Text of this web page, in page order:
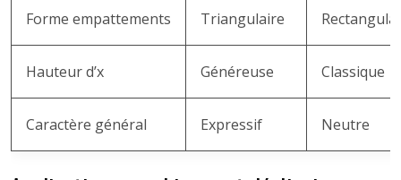
Forme empattements Triangulaire
Hauteur d’x Généreuse Classique
Caractère général Expressif Neutre